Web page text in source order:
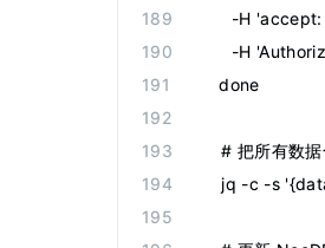
-H
-H
    done
# 把所有数
jq -c -s